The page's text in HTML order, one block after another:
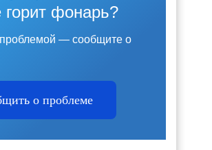
горит фонарь?
проблемой — сообщите о
о проблеме